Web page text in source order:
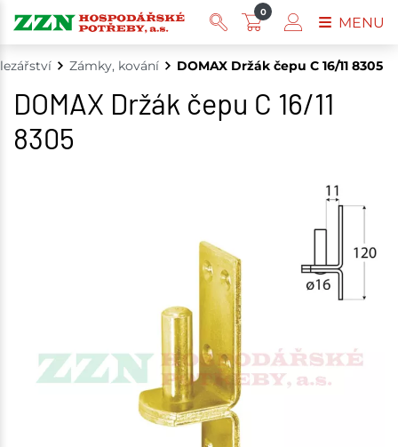
Zámky, kování DOMAX Držák čepu C 16/11 8305
DOMAX Držák čepu C 16/11
8305
0
MENU